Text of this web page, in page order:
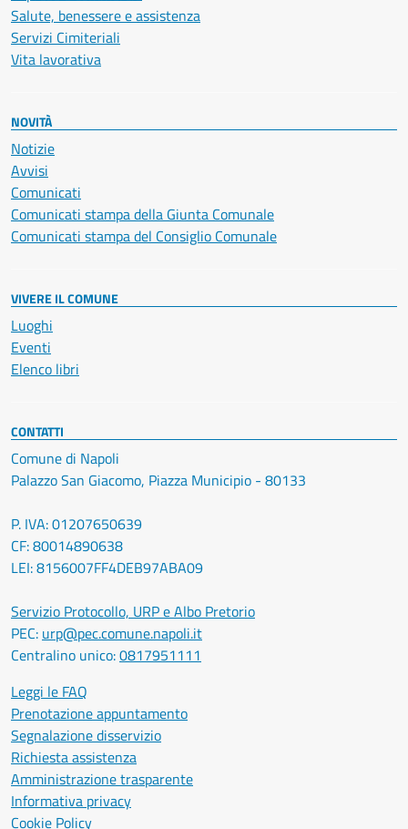
Salute, benessere e assistenza
Servizi Cimiteriali
Vita lavorativa
NOVITÀ
Notizie
Avvisi
Comunicati
Comunicati stampa della Giunta Comunale
Comunicati stampa del Consiglio Comunale
VIVERE IL COMUNE
Luoghi
Eventi
Elenco libri
CONTATTI
Comune di Napoli
Palazzo San Giacomo, Piazza Municipio - 80133
P. IVA: 01207650639
CF: 80014890638
LEI: 8156007FF4DEB97ABA09
Servizio Protocollo, URP e Albo Pretorio
PEC: urp@pec.comune.napoli.it
Centralino unico:0817951111
Leggi le FAQ
Prenotazione appuntamento
Segnalazione disservizio
Richiesta assistenza
Amministrazione trasparente
Informativa privacy
Cookie Policy